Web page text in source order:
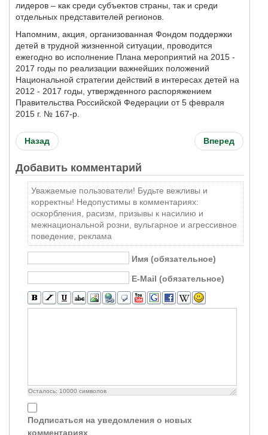
лидеров – как среди субъектов страны, так и среди
отдельных представителей регионов.
Напомним, акция, организованная Фондом поддержки
детей в трудной жизненной ситуации, проводится
ежегодно во исполнение Плана мероприятий на 2015 -
2017 годы по реализации важнейших положений
Национальной стратегии действий в интересах детей на
2012 - 2017 годы, утвержденного распоряжением
Правительства Российской Федерации от 5 февраля
2015 г. № 167-р.
Назад Вперед
Добавить комментарий
Уважаемые пользователи! Будьте вежливы и
корректны! Недопустимы в комментариях:
оскорбления, расизм, призывы к насилию и
межнациональной розни, вульгарное и агрессивное
поведение, реклама
Имя (обязательное)
E-Mail (обязательное)
Осталось: 10000 символов
Подписаться на уведомления о новых
комментариях